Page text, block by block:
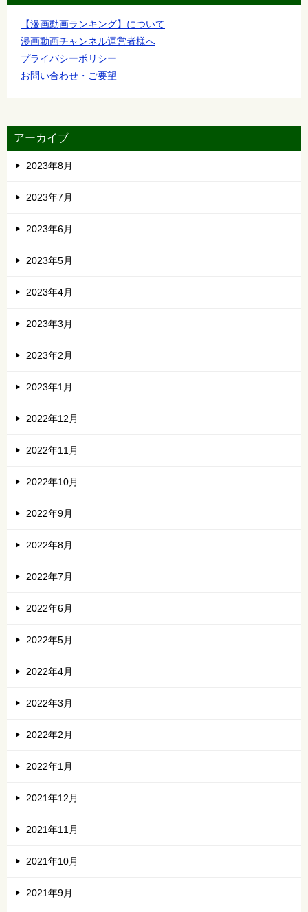
【漫画動画ランキング】について
漫画動画チャンネル運営者様へ
プライバシーポリシー
お問い合わせ・ご要望
アーカイブ
2023年8月
2023年7月
2023年6月
2023年5月
2023年4月
2023年3月
2023年2月
2023年1月
2022年12月
2022年11月
2022年10月
2022年9月
2022年8月
2022年7月
2022年6月
2022年5月
2022年4月
2022年3月
2022年2月
2022年1月
2021年12月
2021年11月
2021年10月
2021年9月